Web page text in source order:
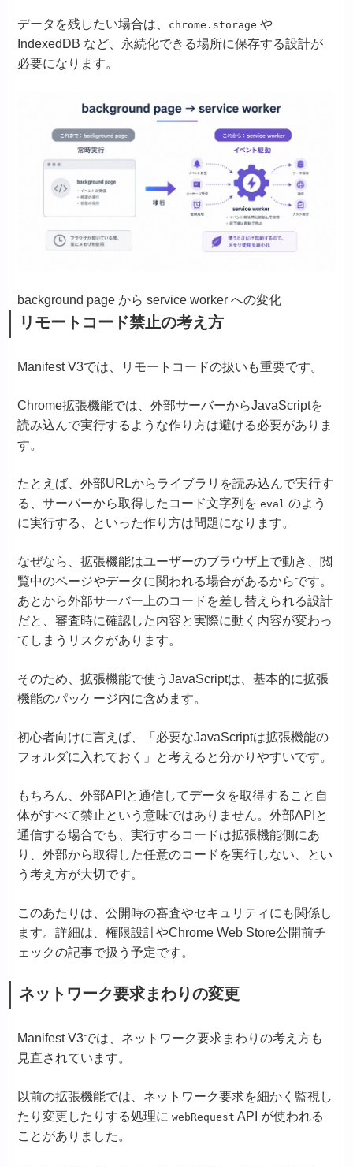
データを残したい場合は、 chrome.storage や
IndexedDB など、永続化できる場所に保存する設計が
必要になります。
background page から service worker への変化
リモートコード禁止の考え方
Manifest V3では、リモートコードの扱いも重要です。
Chrome拡張機能では、外部サーバーからJavaScriptを
読み込んで実行するような作り方は避ける必要がありま
す。
たとえば、外部URLからライブラリを読み込んで実行す
る、サーバーから取得したコード文字列をeval のよう
に実行する、といった作り方は問題になります。
なぜなら、拡張機能はユーザーのブラウザ上で動き、閲
覧中のページやデータに関われる場合があるからです。
あとから外部サーバー上のコードを差し替えられる設計
だと、審査時に確認した内容と実際に動く内容が変わっ
てしまうリスクがあります。
そのため、拡張機能で使うJavaScriptは、基本的に拡張
機能のパッケージ内に含めます。
初心者向けに言えば、「必要なJavaScriptは拡張機能の
フォルダに入れておく」と考えると分かりやすいです。
もちろん、外部APIと通信してデータを取得すること自
体がすべて禁止という意味ではありません。外部APIと
通信する場合でも、実行するコードは拡張機能側にあ
り、外部から取得した任意のコードを実行しない、とい
う考え方が大切です。
このあたりは、公開時の審査やセキュリティにも関係し
ます。詳細は、権限設計やChrome Web Store公開前チ
ェックの記事で扱う予定です。
ネットワーク要求まわりの変更
Manifest V3では、ネットワーク要求まわりの考え方も
見直されています。
以前の拡張機能では、ネットワーク要求を細かく監視し
たり変更したりする処理にwebRequest API が使われる
ことがありました。